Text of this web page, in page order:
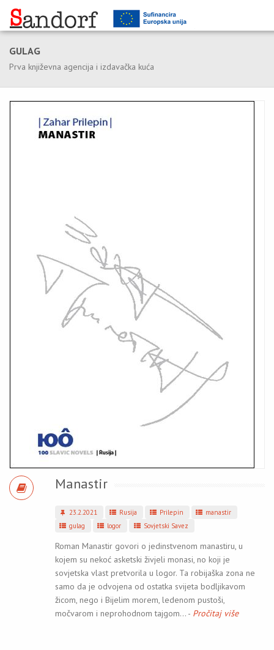
GULAG
Prva književna agencija i izdavačka kuća
Manastir
23.2.2021 Rusija Prilepin
manastir
gulag
logor Sovjetski Savez
Roman Manastir govori o jedinstvenom manastiru, u
kojem su nekoć asketski živjeli monasi, no koji je
sovjetska vlast pretvorila u logor. Ta robijaška zona ne
samo da je odvojena od ostatka svijeta bodljikavom
žicom, nego i Bijelim morem, ledenom pustoši,
močvarom i neprohodnom tajgom… - Pročitaj više